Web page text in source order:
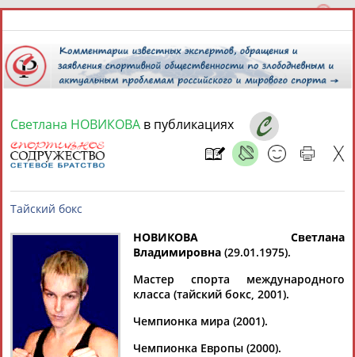
7 августа 2026 года,
СПОРТСМЕНЫ, ТРЕНЕРЫ И СПЕЦИАЛИСТЫ
Найдено: 13181персон Расширенный поиск
Аслаудин
АБАЕВ
Елена
АБАИМОВА
АБАКУМОВА
АБАЛАКИНА
Светлана НОВИКОВА в публикациях
Тайский бокс
НОВИКОВА Светлана
Владимировна (29.01.1975).
Мастер спорта международного
класса (тайский бокс, 2001).
Чемпионка мира (2001).
Чемпионка Европы (2000).